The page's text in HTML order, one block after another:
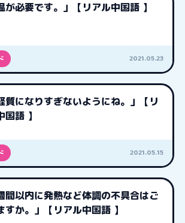
が必要です。」【リアル中国語 】
2021.05.23
質になりすぎないようにね。」【リ
国語 】
2021.05.15
間以内に発熱など体調の不具合はご
すか。」【リアル中国語 】